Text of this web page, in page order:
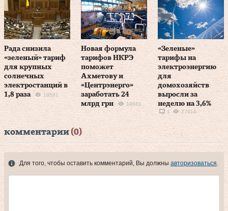
Рада снизила
«зеленый» тариф
для крупных
солнечных
электростанций в
1,8 раза
18581
Новая формула
тарифов НКРЭ
поможет
Ахметову и
«Центрэнерго»
заработать 24
млрд грн
19681
«Зеленые»
тарифы на
электроэнергию
для
домохозяйств
выросли за
неделю на 3,6%
1 27914
комментарии (0)
Для того, чтобы оставить комментарий, Вы должны авторизоваться.